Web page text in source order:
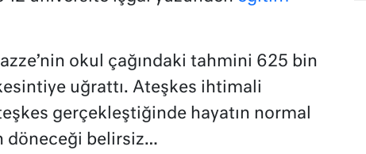
okul çağındaki tahmini 625 bin
uğrattı. Ateşkes ihtimali
gerçekleştiğinde hayatın normal
döneceği belirsiz…